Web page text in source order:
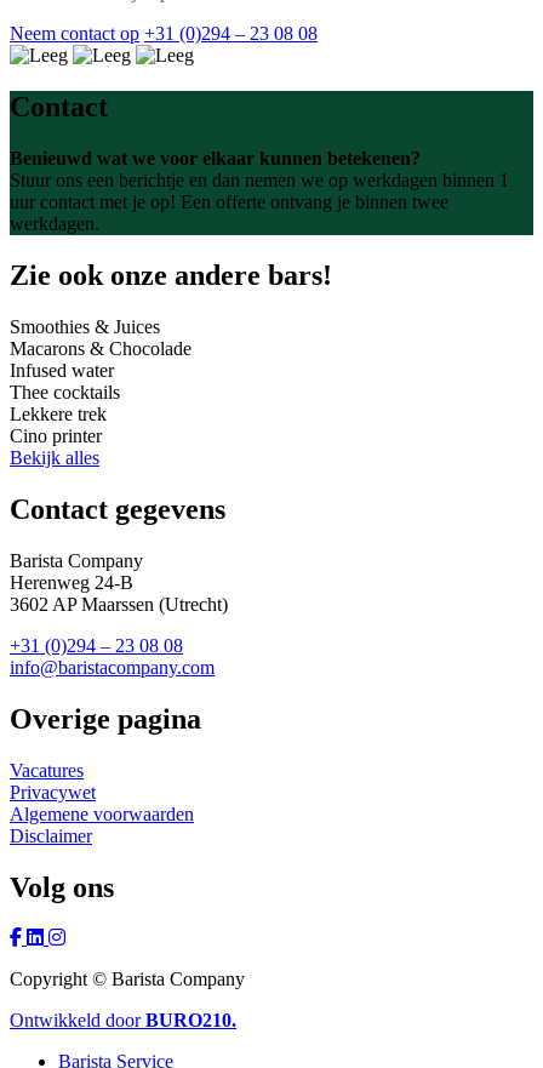
Neem contact op +31 (0)294 – 23 08 08
Contact
Benieuwd wat we voor elkaar kunnen betekenen?
Stuur ons een berichtje en dan nemen we op werkdagen binnen 1
uur contact met je op! Een offerte ontvang je binnen twee
werkdagen.
Zie ook onze andere bars!
Smoothies & Juices
Macarons & Chocolade
Infused water
Thee cocktails
Lekkere trek
Cino printer
Bekijk alles
Contact gegevens
Barista Company
Herenweg 24-B
3602 AP Maarssen (Utrecht)
+31 (0)294 – 23 08 08
info@baristacompany.com
Overige pagina
Vacatures
Privacywet
Algemene voorwaarden
Disclaimer
Volg ons
Copyright © Barista Company
Ontwikkeld doorBURO210.
Barista Service